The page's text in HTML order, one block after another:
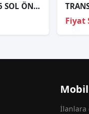
ÇIKMA VW PASSAT B5 SOL ÖN FAR
Fiyat
İlanlara